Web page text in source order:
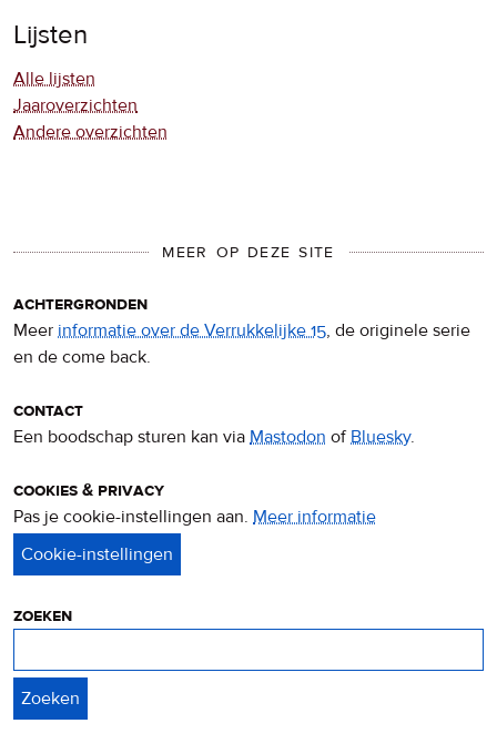
Lijsten
Alle lijsten
Jaaroverzichten
Andere overzichten
MEER OP DEZE SITE
achtergronden
Meer informatie over de Verrukkelijke 15, de originele serie
en de come back.
contact
Een boodschap sturen kan via Mastodon of Bluesky.
cookies & privacy
Pas je cookie-instellingen aan. Meer informatie
zoeken